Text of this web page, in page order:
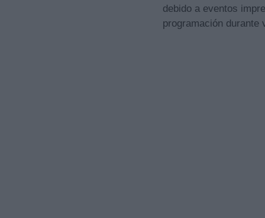
debido a eventos
programación durante